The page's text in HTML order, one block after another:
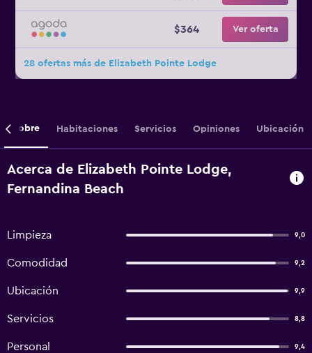
$364 Ver oferta
28 ofertas más de Elizabeth Pointe Lodge
Sobre Habitaciones Servicios Opiniones Ubicación
Acerca de Elizabeth Pointe Lodge,
Fernandina Beach
Limpieza 9,0
Comodidad 9,2
Ubicación 9,9
Servicios 8,8
Personal 9,4